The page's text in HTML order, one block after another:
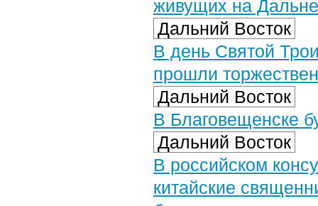
живущих на
Дальний Восток
В день Святой
прошли
Дальний Восток
В Благовещенске
Дальний Восток
В российском
китайские